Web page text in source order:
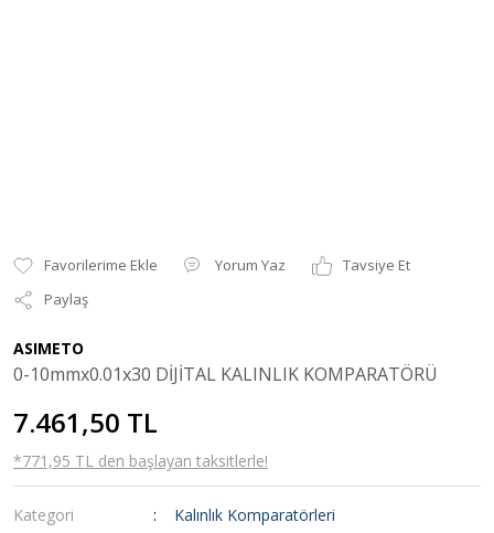
Yorum Yaz
Tavsiye Et
Paylaş
ASIMETO
0-10mmx0.01x30 DİJİTAL KALINLIK KOMPARATÖRÜ
7.461,50 TL
*771,95 TL den başlayan taksitlerle!
Kategori
Kalınlık Komparatörleri